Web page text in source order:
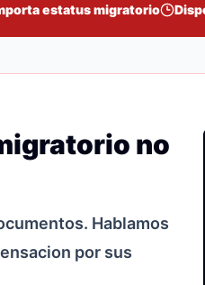
estatus migratorio
no
Hablamos
por sus